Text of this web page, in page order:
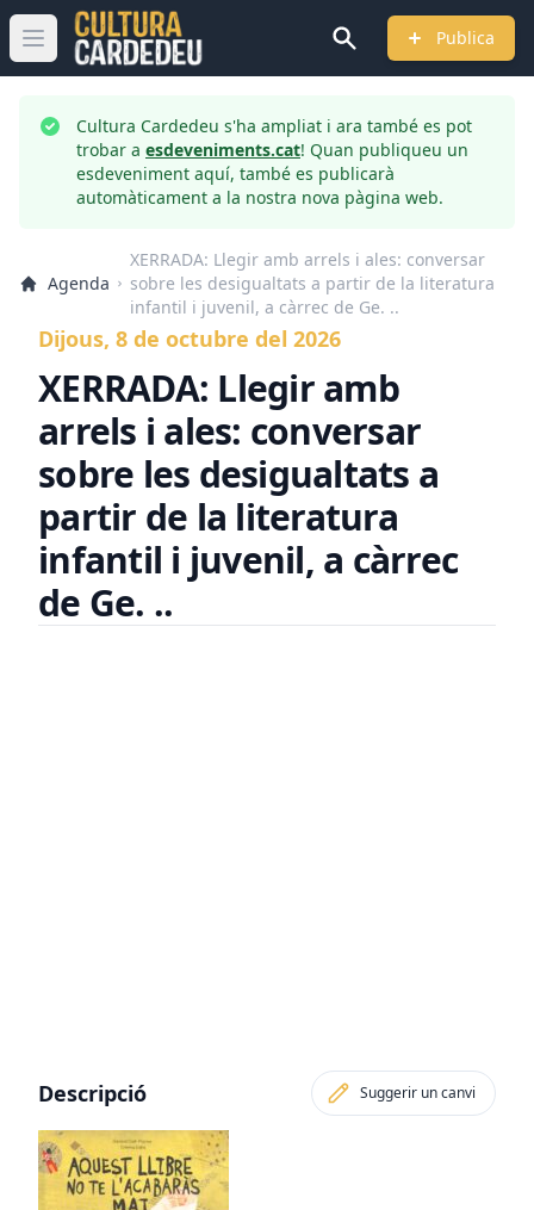
Obrir menú principal Publica
Cultura Cardedeu s'ha ampliat i ara també es pot
trobar a esdeveniments.cat! Quan publiqueu un
esdeveniment aquí, també es publicarà
automàticament a la nostra nova pàgina web.
Agenda
XERRADA: Llegir amb arrels i ales: conversar
sobre les desigualtats a partir de la literatura
infantil i juvenil, a càrrec de Ge. ..
Dijous, 8 de octubre del 2026
XERRADA: Llegir amb
arrels i ales: conversar
sobre les desigualtats a
partir de la literatura
infantil i juvenil, a càrrec
de Ge. ..
Descripció Suggerir un canvi